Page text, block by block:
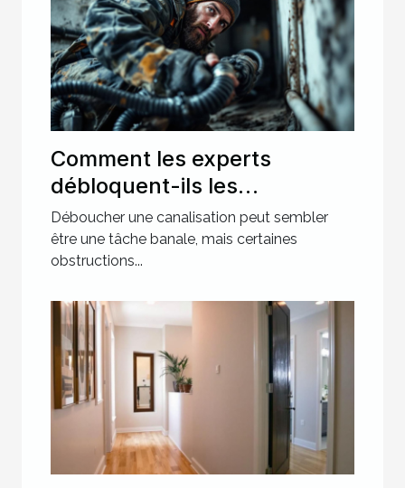
Comment les experts
débloquent-ils les
canalisations les plus
récalcitrantes ?
Déboucher une canalisation peut sembler
être une tâche banale, mais certaines
obstructions...